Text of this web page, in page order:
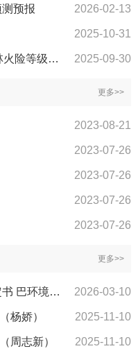
预报 2026-02-13
2025-10-31
2025年国庆节期间及10月份森林火险等级预测预报 2025-09-30
更多>>
2023-08-21
2023-07-26
2023-07-26
2023-07-26
2023-07-26
更多>>
巴中市生态环境局 行政处罚决定书 巴环境罚〔2026〕T1号 2026-03-10
杨娇） 2025-11-10
周志新） 2025-11-10